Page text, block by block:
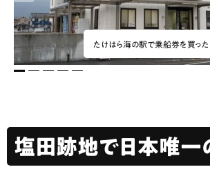
たけはら海の駅で乗船券を買った
塩田跡地で日本唯一